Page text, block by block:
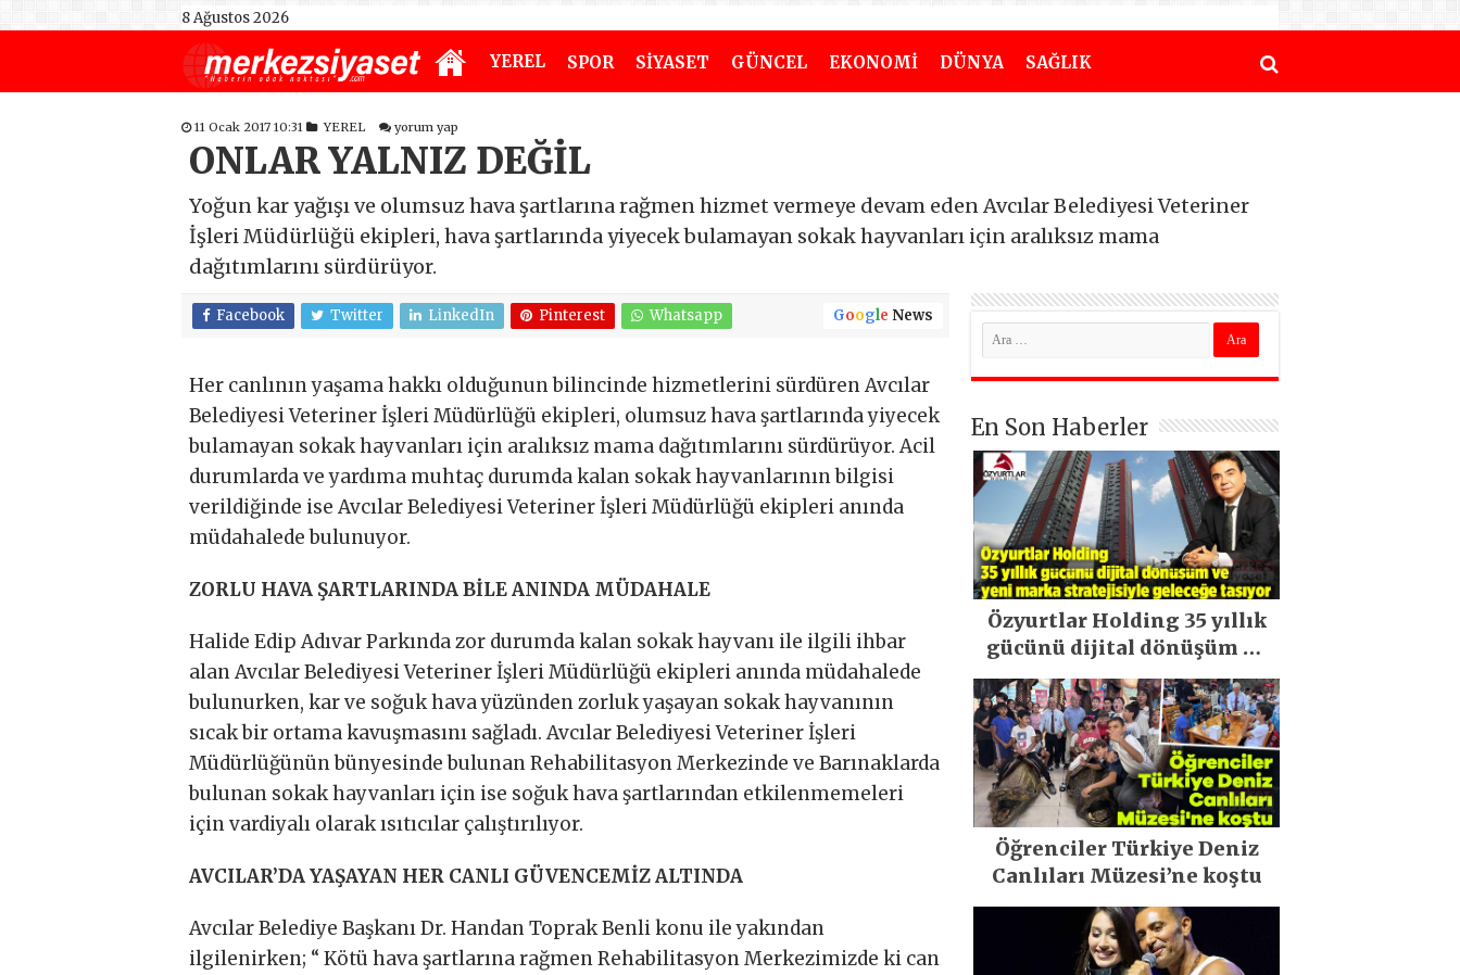
8 Ağustos 2026
YEREL SPOR SİYASET GÜNCEL EKONOMİ DÜNYA SAĞLIK
11 Ocak 2017 10:31 YEREL yorum yap
ONLAR YALNIZ DEĞİL
Yoğun kar yağışı ve olumsuz hava şartlarına rağmen hizmet vermeye devam eden Avcılar Belediyesi Veteriner
İşleri Müdürlüğü ekipleri, hava şartlarında yiyecek bulamayan sokak hayvanları için aralıksız mama
dağıtımlarını sürdürüyor.
Facebook Twitter LinkedIn Pinterest Whatsapp Google News
Her canlının yaşama hakkı olduğunun bilincinde hizmetlerini sürdüren Avcılar
Belediyesi Veteriner İşleri Müdürlüğü ekipleri, olumsuz hava şartlarında yiyecek
bulamayan sokak hayvanları için aralıksız mama dağıtımlarını sürdürüyor. Acil
durumlarda ve yardıma muhtaç durumda kalan sokak hayvanlarının bilgisi
verildiğinde ise Avcılar Belediyesi Veteriner İşleri Müdürlüğü ekipleri anında
müdahalede bulunuyor.
ZORLU HAVA ŞARTLARINDA BİLE ANINDA MÜDAHALE
Halide Edip Adıvar Parkında zor durumda kalan sokak hayvanı ile ilgili ihbar
alan Avcılar Belediyesi Veteriner İşleri Müdürlüğü ekipleri anında müdahalede
bulunurken, kar ve soğuk hava yüzünden zorluk yaşayan sokak hayvanının
sıcak bir ortama kavuşmasını sağladı. Avcılar Belediyesi Veteriner İşleri
Müdürlüğünün bünyesinde bulunan Rehabilitasyon Merkezinde ve Barınaklarda
bulunan sokak hayvanları için ise soğuk hava şartlarından etkilenmemeleri
için vardiyalı olarak ısıtıcılar çalıştırılıyor.
AVCILAR’DA YAŞAYAN HER CANLI GÜVENCEMİZ ALTINDA
Avcılar Belediye Başkanı Dr. Handan Toprak Benli konu ile yakından
ilgilenirken; “ Kötü hava şartlarına rağmen Rehabilitasyon Merkezimizde ki can
En Son Haberler
Özyurtlar Holding 35 yıllık
gücünü dijital dönüşüm ve
yeni marka stratejisiyle
geleceğe taşıyor
Öğrenciler Türkiye Deniz
Canlıları Müzesi’ne koştu